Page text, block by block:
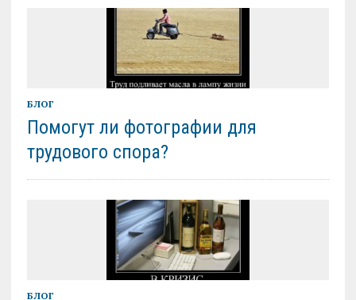
БЛОГ
Помогут ли фотографии для
трудового спора?
БЛОГ